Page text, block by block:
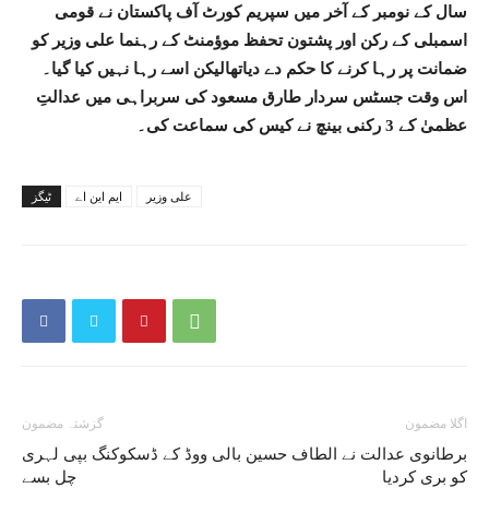
سال کے نومبر کے آخر میں سپریم کورٹ آف پاکستان نے قومی
اسمبلی کے رکن اور پشتون تحفظ موؤمنٹ کے رہنما علی وزیر کو
ضمانت پر رہا کرنے کا حکم دے دیاتھالیکن اسے رہا نہیں کیا گیا۔
اس وقت جسٹس سردار طارق مسعود کی سربراہی میں عدالتِ
عظمیٰ کے 3 رکنی بینچ نے کیس کی سماعت کی۔
ٹیگز ایم این اے علی وزیر
گزشتہ مضمون
بالی ووڈ کے ڈسکوکنگ بپی لہری
چل بسے
اگلا مضمون
برطانوی عدالت نے الطاف حسین
کو بری کردیا